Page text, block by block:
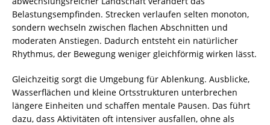
Belastungsempfinden. Strecken verlaufen selten monoton,
sondern wechseln zwischen flachen Abschnitten und
moderaten Anstiegen. Dadurch entsteht ein natürlicher
Rhythmus, der Bewegung weniger gleichförmig wirken lässt.
Gleichzeitig sorgt die Umgebung für Ablenkung. Ausblicke,
Wasserflächen und kleine Ortsstrukturen unterbrechen
längere Einheiten und schaffen mentale Pausen. Das führt
dazu, dass Aktivitäten oft intensiver ausfallen, ohne als